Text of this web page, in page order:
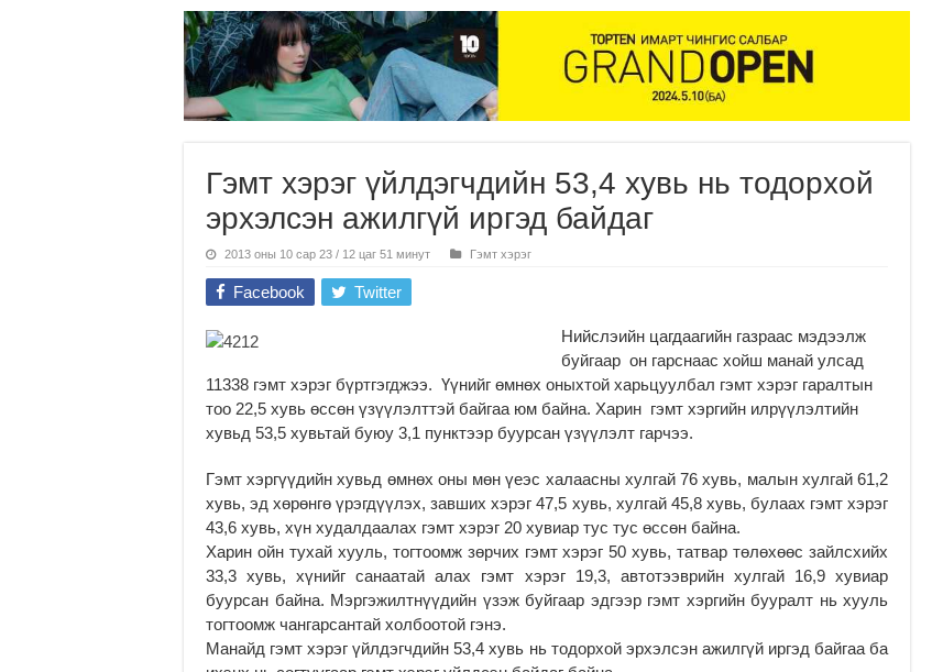
Гэмт хэрэг үйлдэгчдийн 53,4 хувь нь тодорхой
эрхэлсэн ажилгүй иргэд байдаг
2013 оны 10 сар 23 / 12 цаг 51 минут Гэмт хэрэг
Facebook Twitter
Нийслэийн цагдаагийн газраас мэдээлж
буйгаар он гарснаас хойш манай улсад
11338 гэмт хэрэг бүртгэгджээ. Үүнийг өмнөх оныхтой харьцуулбал гэмт хэрэг гаралтын
тоо 22,5 хувь өссөн үзүүлэлттэй байгаа юм байна. Харин гэмт хэргийн илрүүлэлтийн
хувьд 53,5 хувьтай буюу 3,1 пунктээр буурсан үзүүлэлт гарчээ.
Гэмт хэргүүдийн хувьд өмнөх оны мөн үеэс халаасны хулгай 76 хувь, малын хулгай 61,2
хувь, эд хөрөнгө үрэгдүүлэх, завших хэрэг 47,5 хувь, хулгай 45,8 хувь, булаах гэмт хэрэг
43,6 хувь, хүн худалдаалах гэмт хэрэг 20 хувиар тус тус өссөн байна.
Харин ойн тухай хууль, тогтоомж зөрчих гэмт хэрэг 50 хувь, татвар төлөхөөс зайлсхийх
33,3 хувь, хүнийг санаатай алах гэмт хэрэг 19,3, автотээврийн хулгай 16,9 хувиар
буурсан байна. Мэргэжилтнүүдийн үзэж буйгаар эдгээр гэмт хэргийн бууралт нь хууль
тогтоомж чангарсантай холбоотой гэнэ.
Манайд гэмт хэрэг үйлдэгчдийн 53,4 хувь нь тодорхой эрхэлсэн ажилгүй иргэд байгаа ба